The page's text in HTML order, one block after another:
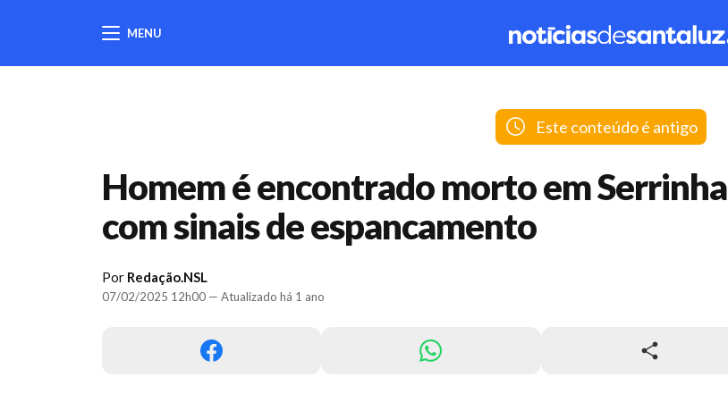
MENU
Este conteúdo é antigo
Homem é encontrado morto em Serrinha
com sinais de espancamento
Por Redação.NSL
07/02/2025 12h00 — Atualizado há 1 ano